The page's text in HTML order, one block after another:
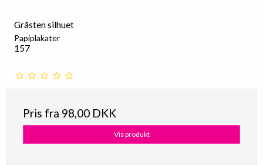
Gråsten silhuet
Papiplakater
157
Pris fra 98,00 DKK
Vis produkt